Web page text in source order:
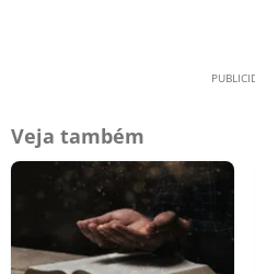
Veja também